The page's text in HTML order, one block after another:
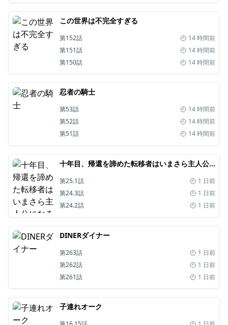
この世界は不完全すぎる
第152話
14 時間前
第151話
14 時間前
第150話
14 時間前
忍者の騎士
第53話
14 時間前
第52話
14 時間前
第51話
14 時間前
十年目、帰還を諦めた転移者はいまさら主人公になる
第25.1話
1 日前
第24.3話
1 日前
第24.2話
1 日前
DINERダイナー
第263話
1 日前
第262話
1 日前
第261話
1 日前
子連れオーク